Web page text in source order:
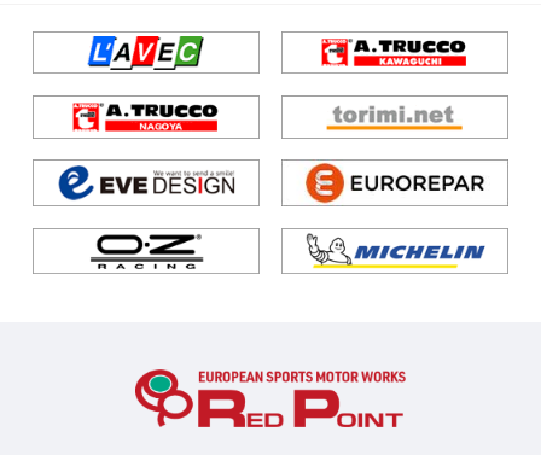
ブレーキ
ホイール/タイヤ